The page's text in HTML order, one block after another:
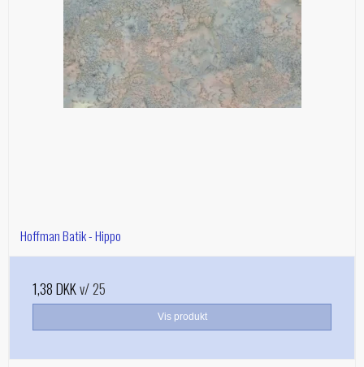
Hoffman Batik - Hippo
1,38 DKKv/ 25
Vis produkt